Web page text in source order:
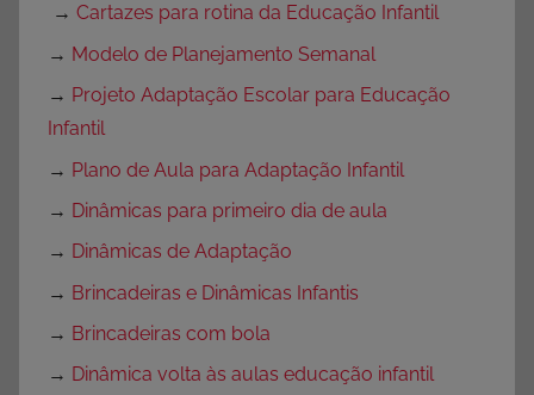
→ Cartazes para rotina da Educação Infantil
→ Modelo de Planejamento Semanal
→ Projeto Adaptação Escolar para Educação
Infantil
→ Plano de Aula para Adaptação Infantil
→ Dinâmicas para primeiro dia de aula
→ Dinâmicas de Adaptação
→ Brincadeiras e Dinâmicas Infantis
→ Brincadeiras com bola
→ Dinâmica volta às aulas educação infantil